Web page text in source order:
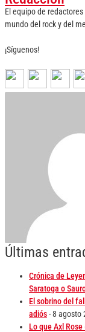
El equipo de
mundo del rock y del
¡Síguenos!
Últimas
Crónica de
Saratoga o
El sobrino del
adiós- 8 agosto
Lo que Axl